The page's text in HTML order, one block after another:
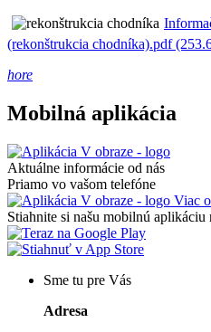
(rekonštrukcia chodníka).pdf
hore
Mobilná aplikácia
Aktuálne informácie od nás
Priamo vo vašom telefóne
Viac
Stiahnite si našu mobilnú aplikáciu
Sme tu pre Vás
Adresa